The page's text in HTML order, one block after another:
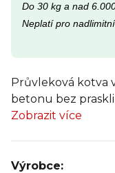
Do 30 kg a nad
Neplatí pro
Průvleková kotva
betonu bez
Zobrazit více
Výrobce: